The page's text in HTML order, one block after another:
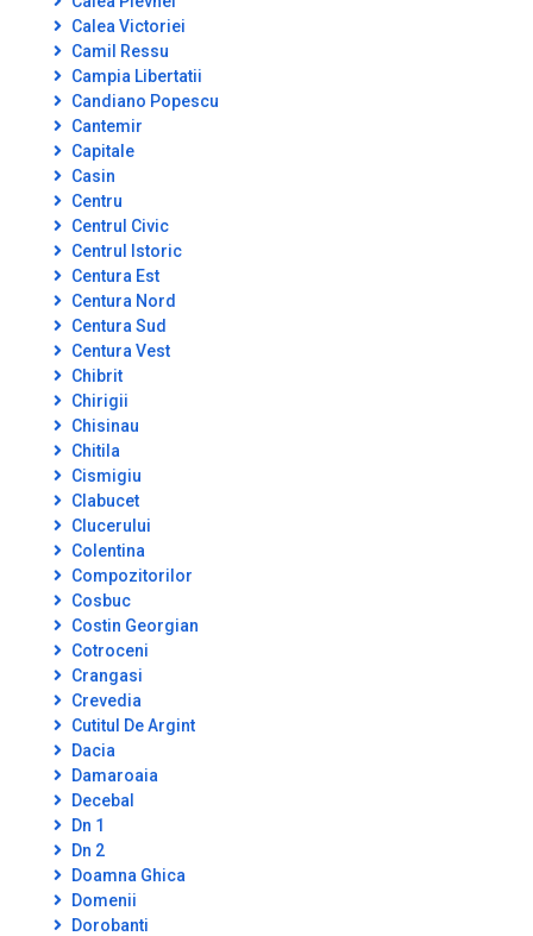
Calea Victoriei
Camil Ressu
Campia Libertatii
Candiano Popescu
Cantemir
Capitale
Casin
Centru
Centrul Civic
Centrul Istoric
Centura Est
Centura Nord
Centura Sud
Centura Vest
Chibrit
Chirigii
Chisinau
Chitila
Cismigiu
Clabucet
Clucerului
Colentina
Compozitorilor
Cosbuc
Costin Georgian
Cotroceni
Crangasi
Crevedia
Cutitul De Argint
Dacia
Damaroaia
Decebal
Dn 1
Dn 2
Doamna Ghica
Domenii
Dorobanti